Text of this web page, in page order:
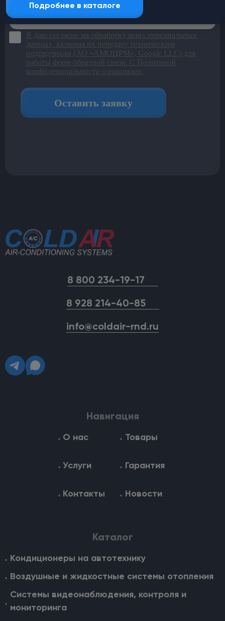
8 800 234-19-17
8 928 214-40-85
info@coldair-rnd.ru
Навигация
О нас Товары
Услуги Гарантия
Контакты Новости
Каталог
Кондиционеры на автотехнику
Воздушные и жидкостные cистемы отопления
Системы видеонаблюдения, контроля и
мониторинга
Подробнее в каталоге